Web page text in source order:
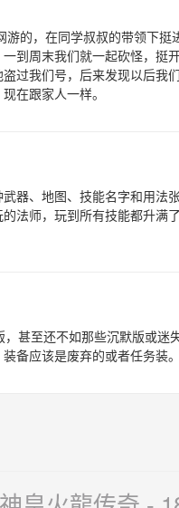
的，在同学叔叔的带领下
到周末我们就一起砍怪，
过我们号，后来发现以后
在跟家人一样。
器、地图、技能名字和用
师，玩到所有技能都升满
，甚至还不如那些沉默版或
备应该是废弃的或者任务装